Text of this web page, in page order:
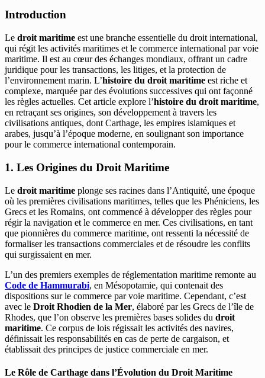
Introduction
Le droit maritime est une branche essentielle du droit international,
qui régit les activités maritimes et le commerce international par voie
maritime. Il est au cœur des échanges mondiaux, offrant un cadre
juridique pour les transactions, les litiges, et la protection de
l’environnement marin. L’histoire du droit maritime est riche et
complexe, marquée par des évolutions successives qui ont façonné
les règles actuelles. Cet article explore l’histoire du droit maritime,
en retraçant ses origines, son développement à travers les
civilisations antiques, dont Carthage, les empires islamiques et
arabes, jusqu’à l’époque moderne, en soulignant son importance
pour le commerce international contemporain.
1. Les Origines du Droit Maritime
Le droit maritime plonge ses racines dans l’Antiquité, une époque
où les premières civilisations maritimes, telles que les Phéniciens, les
Grecs et les Romains, ont commencé à développer des règles pour
régir la navigation et le commerce en mer. Ces civilisations, en tant
que pionnières du commerce maritime, ont ressenti la nécessité de
formaliser les transactions commerciales et de résoudre les conflits
qui surgissaient en mer.
L’un des premiers exemples de réglementation maritime remonte au
Code de Hammurabi, en Mésopotamie, qui contenait des
dispositions sur le commerce par voie maritime. Cependant, c’est
avec le Droit Rhodien de la Mer, élaboré par les Grecs de l’île de
Rhodes, que l’on observe les premières bases solides du droit
maritime. Ce corpus de lois régissait les activités des navires,
définissait les responsabilités en cas de perte de cargaison, et
établissait des principes de justice commerciale en mer.
Le Rôle de Carthage dans l’Évolution du Droit Maritime